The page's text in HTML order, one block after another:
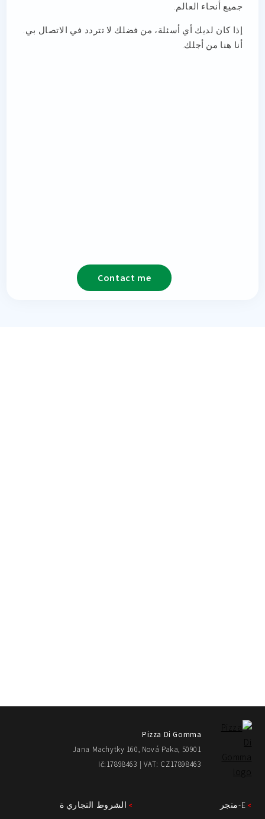
Contact me
جميع أنحاء العالم.
إذا كان لديك أي أسئلة، من فضلك لا تتردد في الاتصال بي.
أنا هنا من أجلك.
Pizza Di Gomma
Jana Machytky 160, Nová Paka, 50901
Ič:17898463 | VAT: CZ17898463
E-متجر
الشروط التجاري ة